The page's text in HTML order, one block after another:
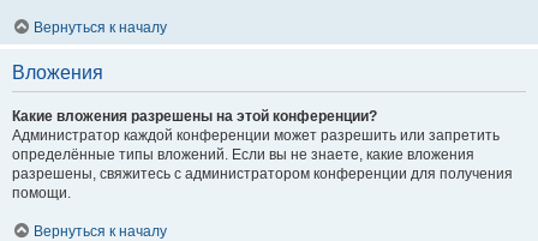
Вернуться к началу
Вложения
Какие вложения разрешены на этой конференции?
Администратор каждой конференции может разрешить или запретить
определённые типы вложений. Если вы не знаете, какие вложения
разрешены, свяжитесь с администратором конференции для получения
помощи.
Вернуться к началу